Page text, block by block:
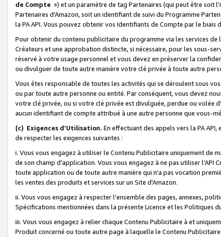
de Compte ») et un paramètre de tag Partenaires (qui peut être soit
Partenaires d'Amazon, soit un identifiant de suivi du Programme
la PA API. Vous pouvez obtenir vos Identifiants de Compte par le biais
Pour obtenir du contenu publicitaire du programme via les services
Créateurs et une approbation distincte, si nécessaire, pour les sous-
réservé à votre usage personnel et vous devez en préserver la
ou divulguer de toute autre manière votre clé privée à toute autre
Vous êtes responsable de toutes les activités qui se déroulent sous
ou par toute autre personne ou entité. Par conséquent, vous devez
votre clé privée, ou si votre clé privée est divulguée, perdue ou volée
aucun identifiant de compte attribué à une autre personne que vous-
(c) Exigences d'Utilisation. En effectuant des appels vers la PA
de respecter les exigences suivantes :
i. Vous vous engagez à utiliser le Contenu Publicitaire uniquement de
de son champ d'application. Vous vous engagez à ne pas utiliser l’API
toute application ou de toute autre manière qui n'a pas vocation
les ventes des produits et services sur un Site d'Amazon.
ii. Vous vous engagez à respecter l'ensemble des pages, annexes,
Spécifications mentionnées dans la présente Licence et les Politiques
iii. Vous vous engagez à relier chaque Contenu Publicitaire à et
Produit concerné ou toute autre page à laquelle le Contenu